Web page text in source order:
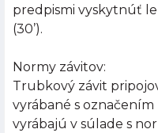
predpismi vyskytnúť
(30’).
Normy závitov:
Trubkový závit
vyrábané s označením
vyrábajú v súlade s